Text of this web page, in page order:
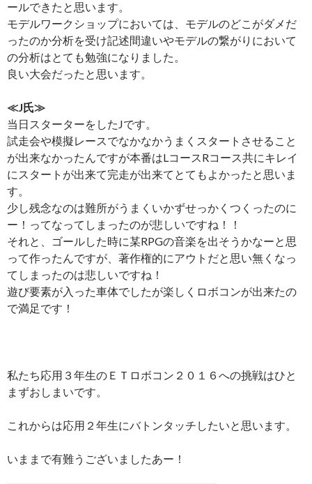
ールできたと思います。
モデルワークショップにおいては、モデルのどこがダメだ
ったのか分析を受け記述間違いやモデルの繋がりにおいて
の分析はとても勉強になりました。
良い大会だったと思います。
≪J氏≫
当日スターターをしたJです。
試走会や模擬レースでなかなかうまくスタートさせること
が出来なかったんですが本番はLコースRコース共にキレイ
にスタートが出来て完走が出来てとてもよかったと思いま
す。
少し残念なのは難所がうまくいかずせっかくつくったのに
ー！ってなってしまったのが悲しいですね！！
それと、ゴールした時に某RPGの音楽を出そうかなーと思
って作ったんですが、著作権的にアウトだと思い無くなっ
てしまったのは悲しいですね！
遊び要素が入った車体でしたが楽しくロボコンが出来たの
で満足です！
私たち応用３年生のＥＴロボコン２０１６への挑戦はひと
まずおしまいです。
これからは応用２年生にバトンタッチしたいと思います。
いままで有難うございましたあー！